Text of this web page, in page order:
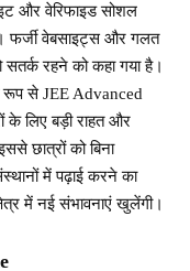
और वेरिफाइड सोशल
फर्जी वेबसाइट्स और गलत
रहने को कहा गया है।
रूप से JEE Advanced
के लिए बड़ी राहत और
छात्रों को बिना
में पढ़ाई करने का
में नई संभावनाएं खुलेंगी।